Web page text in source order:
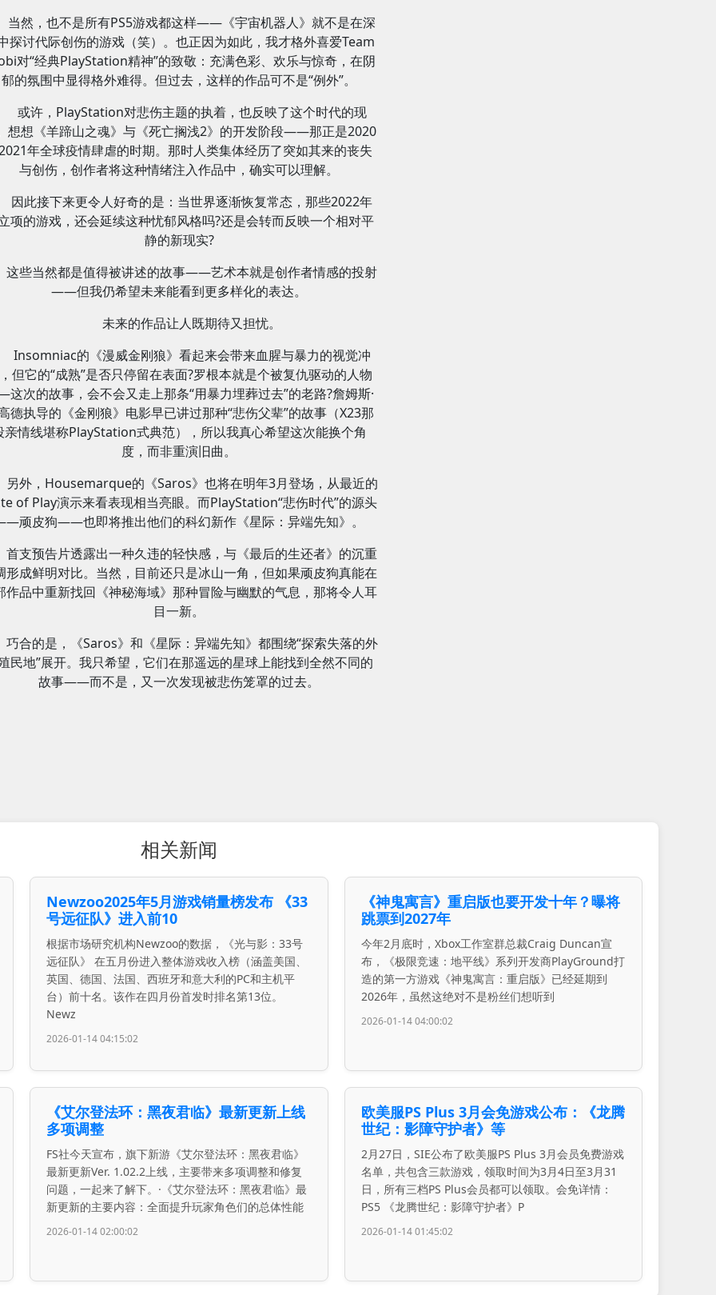
当然，也不是所有PS5游戏都这样——《宇宙机器人》就不是在深
探讨代际创伤的游戏（笑）。也正因为如此，我才格外喜爱Team
对“经典PlayStation精神”的致敬：充满色彩、欢乐与惊奇，在阴
郁的氛围中显得格外难得。但过去，这样的作品可不是“例外”。
或许，PlayStation对悲伤主题的执着，也反映了这个时代的现
想想《羊蹄山之魂》与《死亡搁浅2》的开发阶段——那正是2020
年全球疫情肆虐的时期。那时人类集体经历了突如其来的丧失
与创伤，创作者将这种情绪注入作品中，确实可以理解。
因此接下来更令人好奇的是：当世界逐渐恢复常态，那些2022年
项的游戏，还会延续这种忧郁风格吗?还是会转而反映一个相对平
静的新现实?
这些当然都是值得被讲述的故事——艺术本就是创作者情感的投射
——但我仍希望未来能看到更多样化的表达。
未来的作品让人既期待又担忧。
Insomniac的《漫威金刚狼》看起来会带来血腥与暴力的视觉冲
但它的“成熟”是否只停留在表面?罗根本就是个被复仇驱动的人物
次的故事，会不会又走上那条“用暴力埋葬过去”的老路?詹姆斯·
德执导的《金刚狼》电影早已讲过那种“悲伤父辈”的故事（X23那
亲情线堪称PlayStation式典范），所以我真心希望这次能换个角
度，而非重演旧曲。
另外，Housemarque的《Saros》也将在明年3月登场，从最近的
of Play演示来看表现相当亮眼。而PlayStation“悲伤时代”的源头
顽皮狗——也即将推出他们的科幻新作《星际：异端先知》。
首支预告片透露出一种久违的轻快感，与《最后的生还者》的沉重
形成鲜明对比。当然，目前还只是冰山一角，但如果顽皮狗真能在
作品中重新找回《神秘海域》那种冒险与幽默的气息，那将令人耳
目一新。
巧合的是，《Saros》和《星际：异端先知》都围绕“探索失落的外
民地”展开。我只希望，它们在那遥远的星球上能找到全然不同的
故事——而不是，又一次发现被悲伤笼罩的过去。
相关新闻
Newzoo2025年5月游戏销量榜发布 《33
号远征队》进入前10
根据市场研究机构Newzoo的数据，《光与影：33号
远征队》 在五月份进入整体游戏收入榜（涵盖美国、
英国、德国、法国、西班牙和意大利的PC和主机平
台）前十名。该作在四月份首发时排名第13位。
Newz
2026-01-14 04:15:02
《神鬼寓言》重启版也要开发十年？曝将
跳票到2027年
今年2月底时，Xbox工作室群总裁Craig Duncan宣
布，《极限竞速：地平线》系列开发商PlayGround打
造的第一方游戏《神鬼寓言：重启版》已经延期到
2026年，虽然这绝对不是粉丝们想听到
2026-01-14 04:00:02
《艾尔登法环：黑夜君临》最新更新上线
多项调整
FS社今天宣布，旗下新游《艾尔登法环：黑夜君临》
最新更新Ver. 1.02.2上线，主要带来多项调整和修复
问题，一起来了解下。·《艾尔登法环：黑夜君临》最
新更新的主要内容：全面提升玩家角色们的总体性能
2026-01-14 02:00:02
欧美服PS Plus 3月会免游戏公布：《龙腾
世纪：影障守护者》等
2月27日，SIE公布了欧美服PS Plus 3月会员免费游戏
名单，共包含三款游戏，领取时间为3月4日至3月31
日，所有三档PS Plus会员都可以领取。会免详情：
PS5 《龙腾世纪：影障守护者》P
2026-01-14 01:45:02